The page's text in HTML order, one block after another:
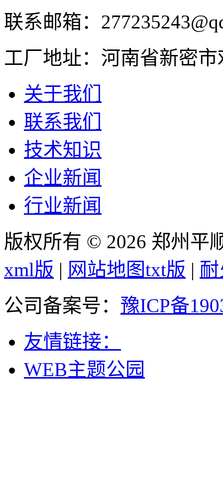
联系邮箱：
工厂地址：河南省新密
关于我们
联系我们
技术知识
企业新闻
行业新闻
版权所有 © 2026 郑州平
xml版 | 网站地图txt版 |
公司备案号： 豫ICP备
友情链接：
WEB主题公园